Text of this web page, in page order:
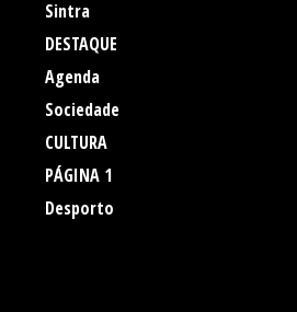
Sintra
DESTAQUE
Agenda
Sociedade
CULTURA
PÁGINA 1
Desporto